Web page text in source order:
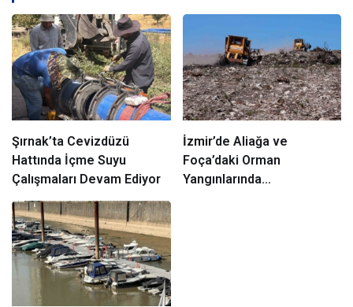
Şırnak’ta Cevizdüzü
Hattında İçme Suyu
Çalışmaları Devam Ediyor
İzmir’de Aliağa ve
Foça’daki Orman
Yangınlarında